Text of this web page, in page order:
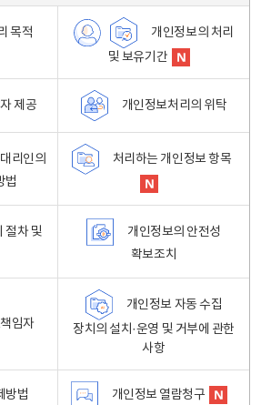
목적
개인정보의 처리
및 보유기간
제공 개인정보처리의 위탁
리인의
법
처리하는 개인정보 항목
절차 및
개인정보의 안전성
확보조치
임자
개인정보 자동 수집
장치의 설치·운영 및 거부에 관한
사항
방법 개인정보 열람청구